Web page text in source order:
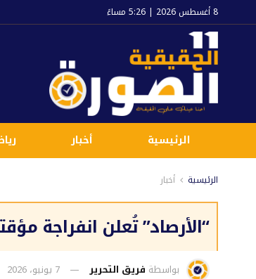
8 أغسطس 2026 | 5:26 مساءً
الرئيسية أخبار
الرئيسية أخبار
“الأرصاد” تُعلن انفراجة
بواسطة فريق التحرير 7 يونيو، 2026